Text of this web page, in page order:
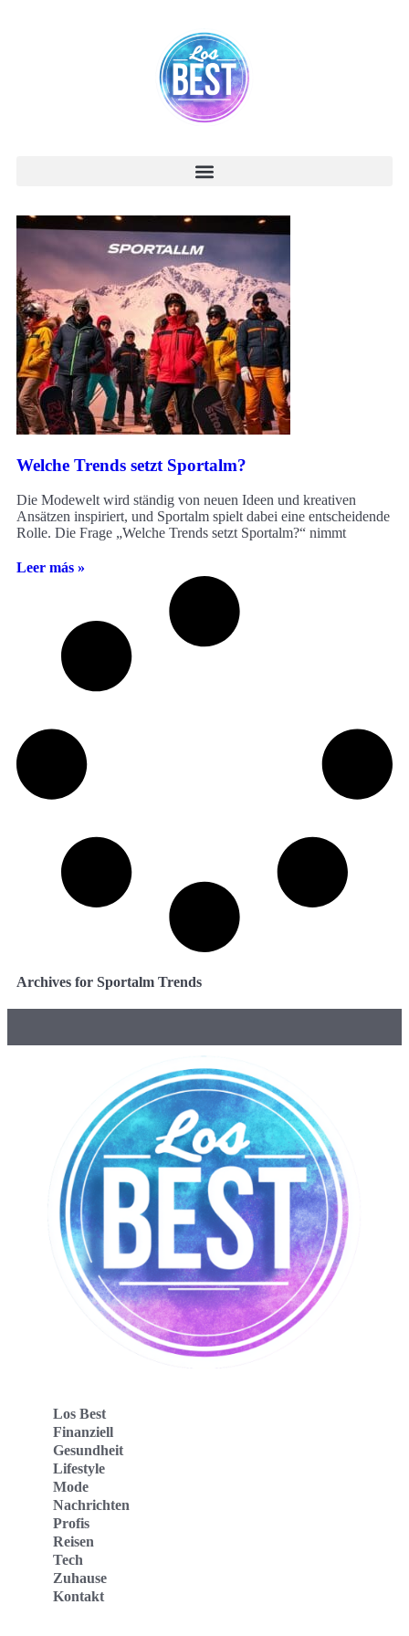
Welche Trends setzt Sportalm?
Die Modewelt wird ständig von neuen Ideen und kreativen
Ansätzen inspiriert, und Sportalm spielt dabei eine entscheidende
Rolle. Die Frage „Welche Trends setzt Sportalm?“ nimmt
Leer más »
Archives for Sportalm Trends
Los Best
Finanziell
Gesundheit
Lifestyle
Mode
Nachrichten
Profis
Reisen
Tech
Zuhause
Kontakt